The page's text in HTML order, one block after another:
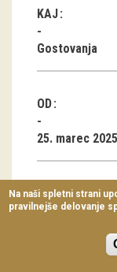
Arhiv razstav
dogodki
Koledar
Prireditve
Predavanja
Delavnice
Vodeni
KAJ
Gostovanja
OD
25. marec 2025
DO
Na naši spletni strani
pravilnejše delovanje